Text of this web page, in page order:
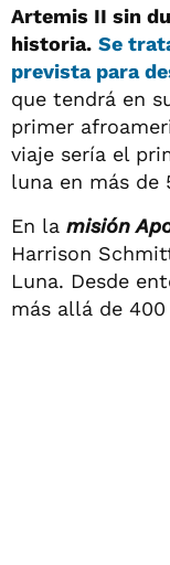
Artemis II sin
historia. Se
prevista para
que tendrá en
primer
viaje sería el
luna en más de
En la misión
Harrison
Luna. Desde
más allá de